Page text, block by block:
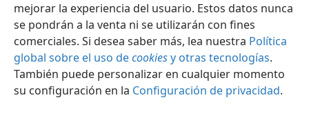
mejorar la experiencia del usuario. Estos datos nunca
se pondrán a la venta ni se utilizarán con fines
comerciales. Si desea saber más, lea nuestra Política
global sobre el uso decookiesy otras tecnologías.
También puede personalizar en cualquier momento
su configuración en la Configuración de privacidad.
Copyright © 2026 Watch Tower Bible and Tract Society of Pennsylvania
Condiciones de uso
Política de privacidad
Configuración de privacidad
JW.ORG Iniciar sesión